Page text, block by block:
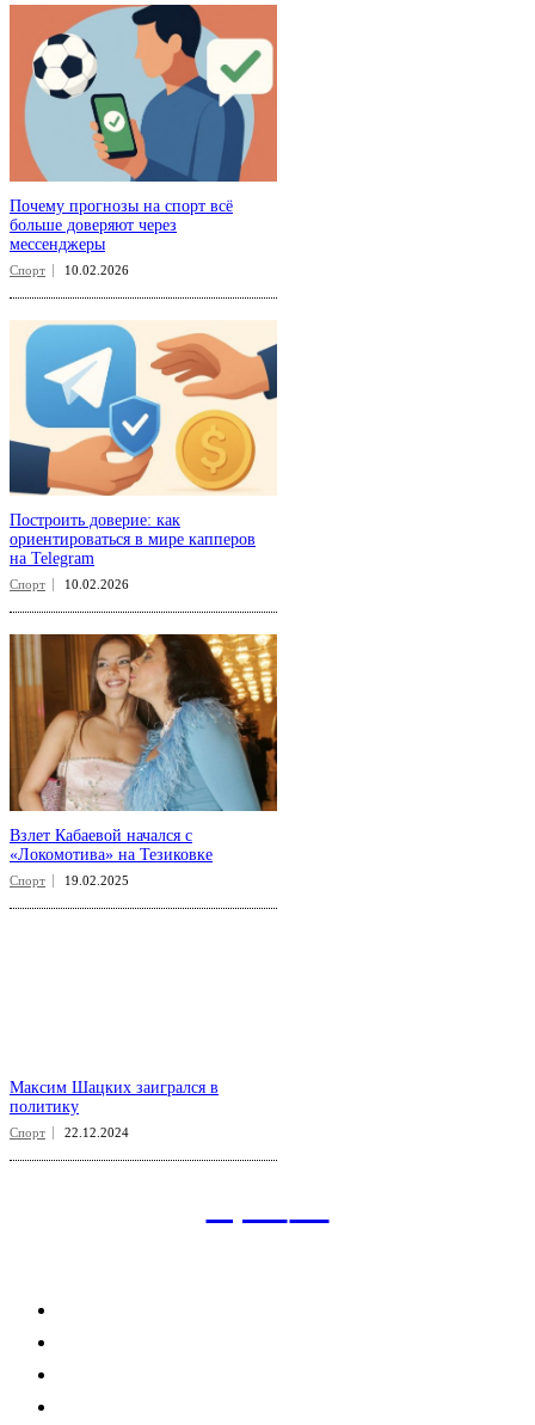
Почему прогнозы на спорт всё
больше доверяют через
мессенджеры
Спорт 10.02.2026
Построить доверие: как
ориентироваться в мире капперов
на Telegram
Спорт 10.02.2026
Взлет Кабаевой начался с
«Локомотива» на Тезиковке
Спорт 19.02.2025
Максим Шацких заигрался в
политику
Спорт 22.12.2024